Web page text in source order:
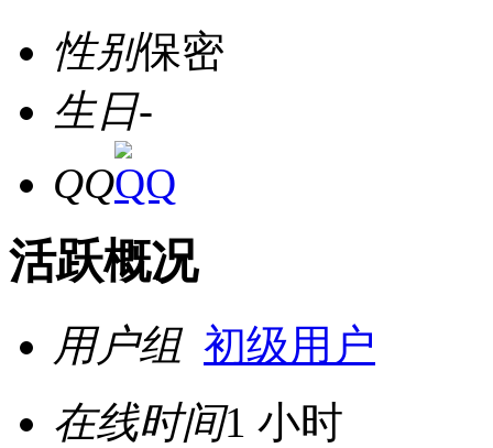
性别保密
生日-
QQ
活跃概况
用户组 初级用户
在线时间1 小时